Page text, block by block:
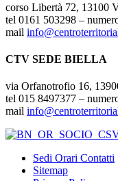
corso Libertà 72, 13100
tel 0161 503298 –
mail
CTV SEDE BIELLA
via Orfanotrofio 16,
tel 015 8497377 –
mail
Sedi Orari Contatti
Sitemap